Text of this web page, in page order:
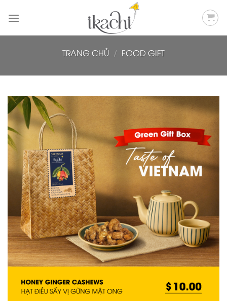
qua
TRANG CHỦ / FOOD GIFT